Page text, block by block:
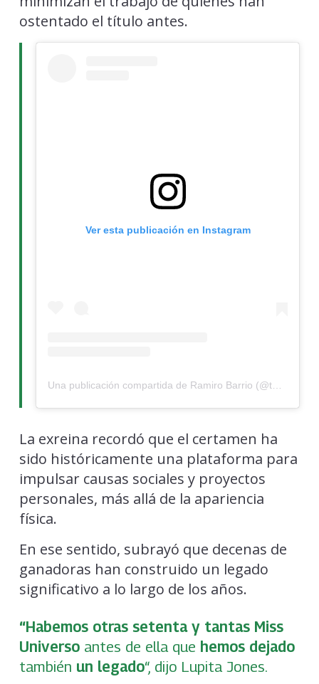
ostentado el título antes.
Ver esta publicación en Instagram
Una publicación compartida de Ramiro Barrio (@todoporlacoronaofficial)
La exreina recordó que el certamen ha
sido históricamente una plataforma para
impulsar causas sociales y proyectos
personales, más allá de la apariencia
física.
En ese sentido, subrayó que decenas de
ganadoras han construido un legado
significativo a lo largo de los años.
“Habemos otras setenta y tantas Miss
Universo antes de ella que hemos dejado
también un legado“, dijo Lupita Jones.